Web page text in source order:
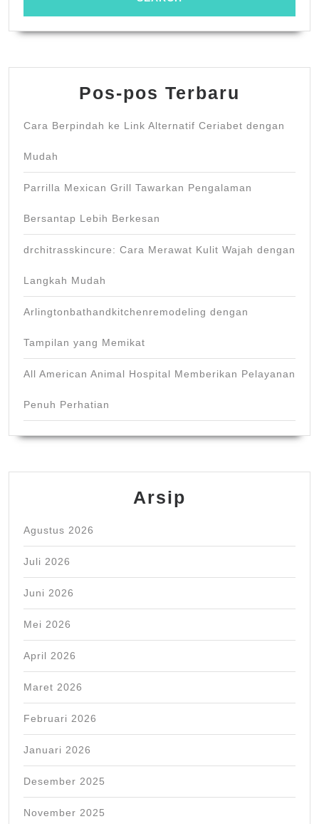
Pos-pos Terbaru
Cara Berpindah ke Link Alternatif Ceriabet dengan
Mudah
Parrilla Mexican Grill Tawarkan Pengalaman
Bersantap Lebih Berkesan
drchitrasskincure: Cara Merawat Kulit Wajah dengan
Langkah Mudah
Arlingtonbathandkitchenremodeling dengan
Tampilan yang Memikat
All American Animal Hospital Memberikan Pelayanan
Penuh Perhatian
Arsip
Agustus 2026
Juli 2026
Juni 2026
Mei 2026
April 2026
Maret 2026
Februari 2026
Januari 2026
Desember 2025
November 2025